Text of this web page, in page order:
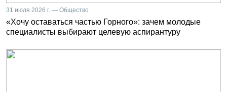
31 июля 2026 г. — Общество
«Хочу оставаться частью Горного»: зачем молодые
специалисты выбирают целевую аспирантуру